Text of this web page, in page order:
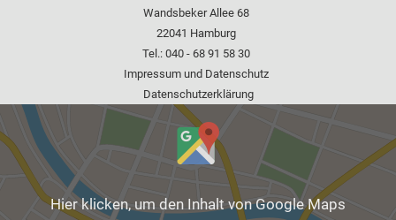
Inhalt
von
Google
Maps
Hier klicken, um den Inhalt von Google Maps
Wandsbeker Allee 68
22041 Hamburg
Tel.: 040 - 68 91 58 30
Impressum und Datenschutz
Datenschutz­erklärung